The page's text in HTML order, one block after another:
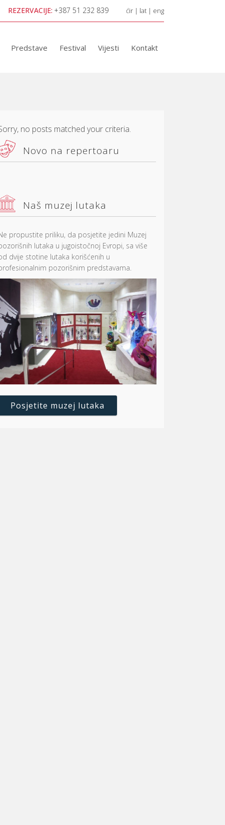
REZERVACIJE: +387 51 232 839 ćir | lat | eng
Predstave Festival Vijesti Kontakt
no posts matched your criteria.
Novo na repertoaru
Naš muzej lutaka
propustite priliku, da posjetite jedini Muzej
lutaka u jugoistočnoj Evropi, sa više
dvije stotine lutaka korišćenih u
pozorišnim predstavama.
Posjetite muzej lutaka